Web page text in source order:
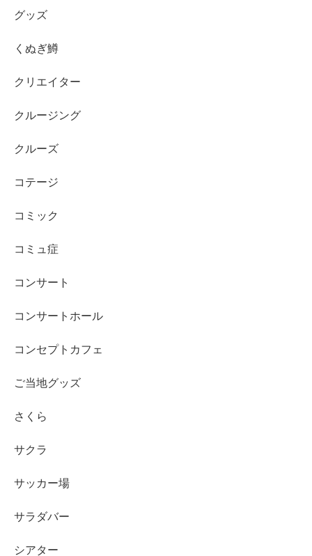
グッズ
くぬぎ鱒
クリエイター
クルージング
クルーズ
コテージ
コミック
コミュ症
コンサート
コンサートホール
コンセプトカフェ
ご当地グッズ
さくら
サクラ
サッカー場
サラダバー
シアター